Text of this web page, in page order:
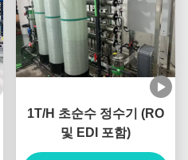
1T/H 초순수 정수기 (RO
및 EDI 포함)